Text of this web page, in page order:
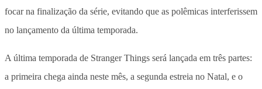
focar na finalização da série, evitando que as polêmicas interferissem
no lançamento da última temporada.
A última temporada de Stranger Things será lançada em três partes:
a primeira chega ainda neste mês, a segunda estreia no Natal, e o